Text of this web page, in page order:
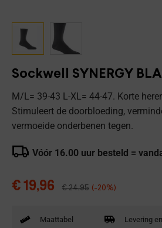
Sockwell SYNERGY
M/L= 39-43 L-XL= 44-47. Korte
Stimuleert de doorbloeding,
vermoeide onderbenen tegen.
Vóór 16.00 uur besteld =
€ 19,96 €24,95 (-20%)
Maattabel Levering